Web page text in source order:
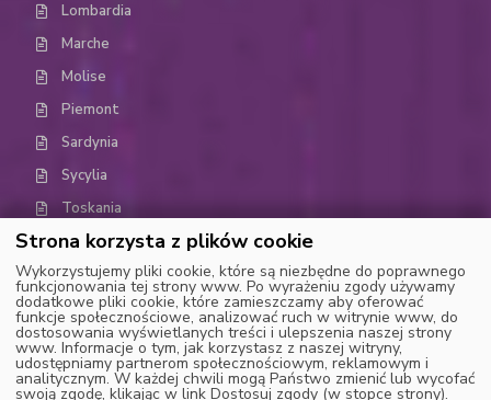
Lombardia
Marche
Molise
Piemont
Sardynia
Sycylia
Toskania
Trydent-Górna Adyga (Trentino-Alto Adige)
Umbria
Dolina Aosty
Wenecja Euganejska (Weneto)
Strona korzysta z plików cookie
Wykorzystujemy pliki cookie, które są niezbędne do poprawnego
funkcjonowania tej strony www. Po wyrażeniu zgody używamy
dodatkowe pliki cookie, które zamieszczamy aby oferować
funkcje społecznościowe, analizować ruch w witrynie www, do
dostosowania wyświetlanych treści i ulepszenia naszej strony
www. Informacje o tym, jak korzystasz z naszej witryny,
udostępniamy partnerom społecznościowym, reklamowym i
analitycznym. W każdej chwili mogą Państwo zmienić lub wycofać
swoją zgodę, klikając w link Dostosuj zgody (w stopce strony).